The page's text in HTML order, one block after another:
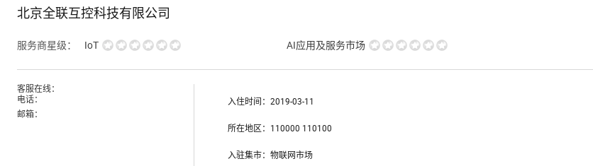
北京全联互控科技有限公司
服务商星级： IoT AI应用及服务市场
客服在线：
电话：
邮箱：
入住时间： 2019-03-11
所在地区： 110000 110100
入驻集市： 物联网市场